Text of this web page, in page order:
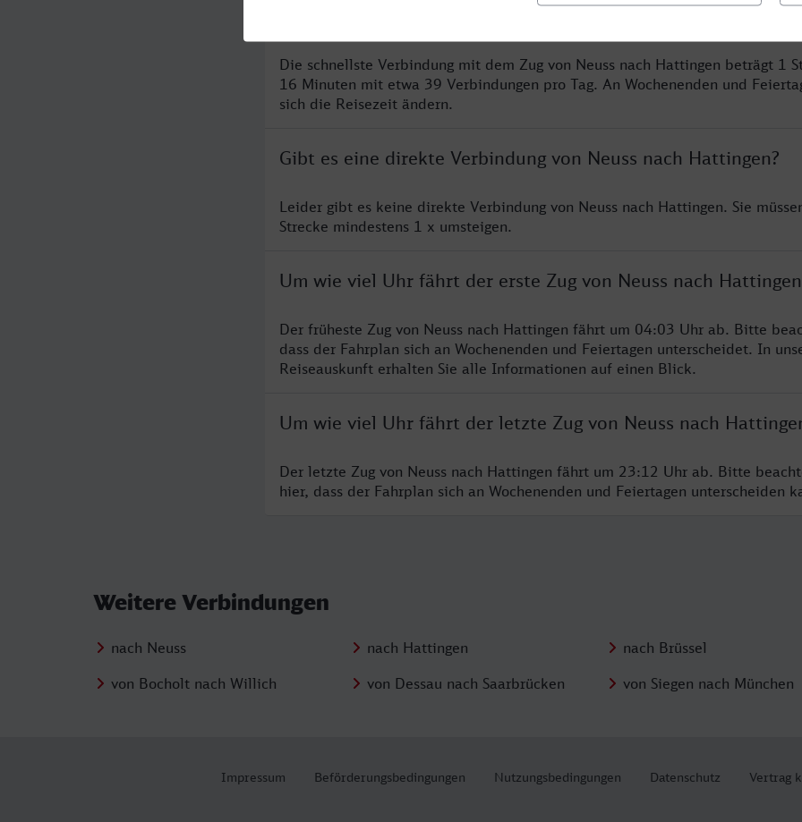
Die schnellste Verbindung mit dem Zug von Neuss nach Hattingen beträgt 1
16 Minuten mit etwa 39 Verbindungen pro Tag. An Wochenenden und
sich die Reisezeit ändern.
Gibt es eine direkte Verbindung von Neuss nach Hattingen?
Leider gibt es keine direkte Verbindung von Neuss nach Hattingen. Sie
Strecke mindestens 1 x umsteigen.
Um wie viel Uhr fährt der erste Zug von Neuss nach
Der früheste Zug von Neuss nach Hattingen fährt um 04:03 Uhr ab. Bitte
dass der Fahrplan sich an Wochenenden und Feiertagen unterscheidet. In
Reiseauskunft erhalten Sie alle Informationen auf einen Blick.
Um wie viel Uhr fährt der letzte Zug von Neuss nach
Der letzte Zug von Neuss nach Hattingen fährt um 23:12 Uhr ab. Bitte
hier, dass der Fahrplan sich an Wochenenden und Feiertagen unterscheiden
Weitere Verbindungen
nach Neuss nach Hattingen nach Brüssel
von Bocholt nach Willich
von Dessau nach Saarbrücken von Siegen nach München
Impressum Beförderungsbedingungen Nutzungsbedingungen Datenschutz Vertrag